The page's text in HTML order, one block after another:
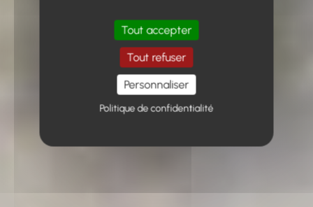
Tout accepter
Tout refuser
Personnaliser
Politique de confidentialité